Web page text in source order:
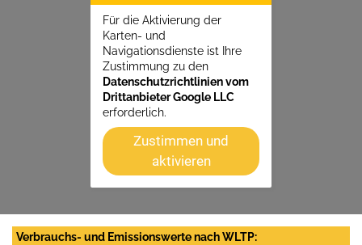
Für die Aktivierung der
Karten- und
Navigationsdienste ist Ihre
Zustimmung zu den
Datenschutzrichtlinien vom
Drittanbieter Google LLC
erforderlich.
Zustimmen und
aktivieren
Verbrauchs- und Emissionswerte nach WLTP: